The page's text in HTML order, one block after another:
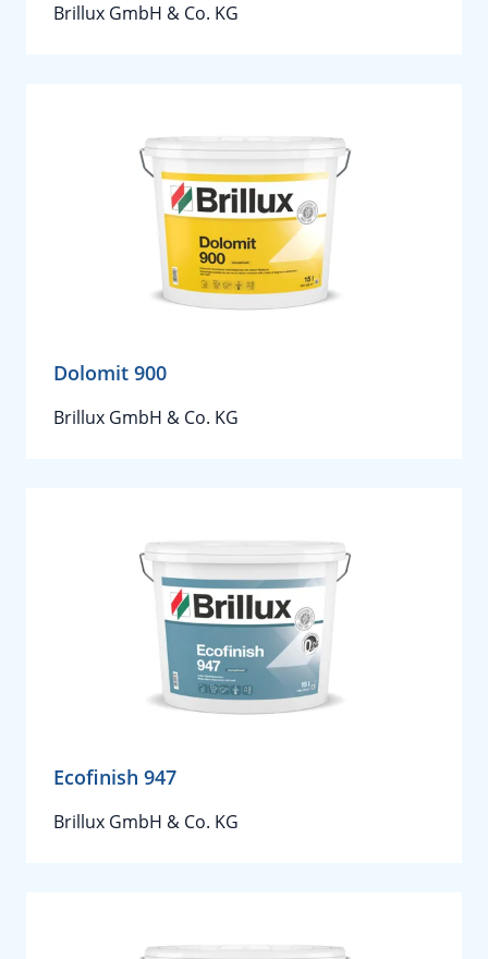
Brillux GmbH & Co. KG
Dolomit 900
Brillux GmbH & Co. KG
Ecofinish 947
Brillux GmbH & Co. KG